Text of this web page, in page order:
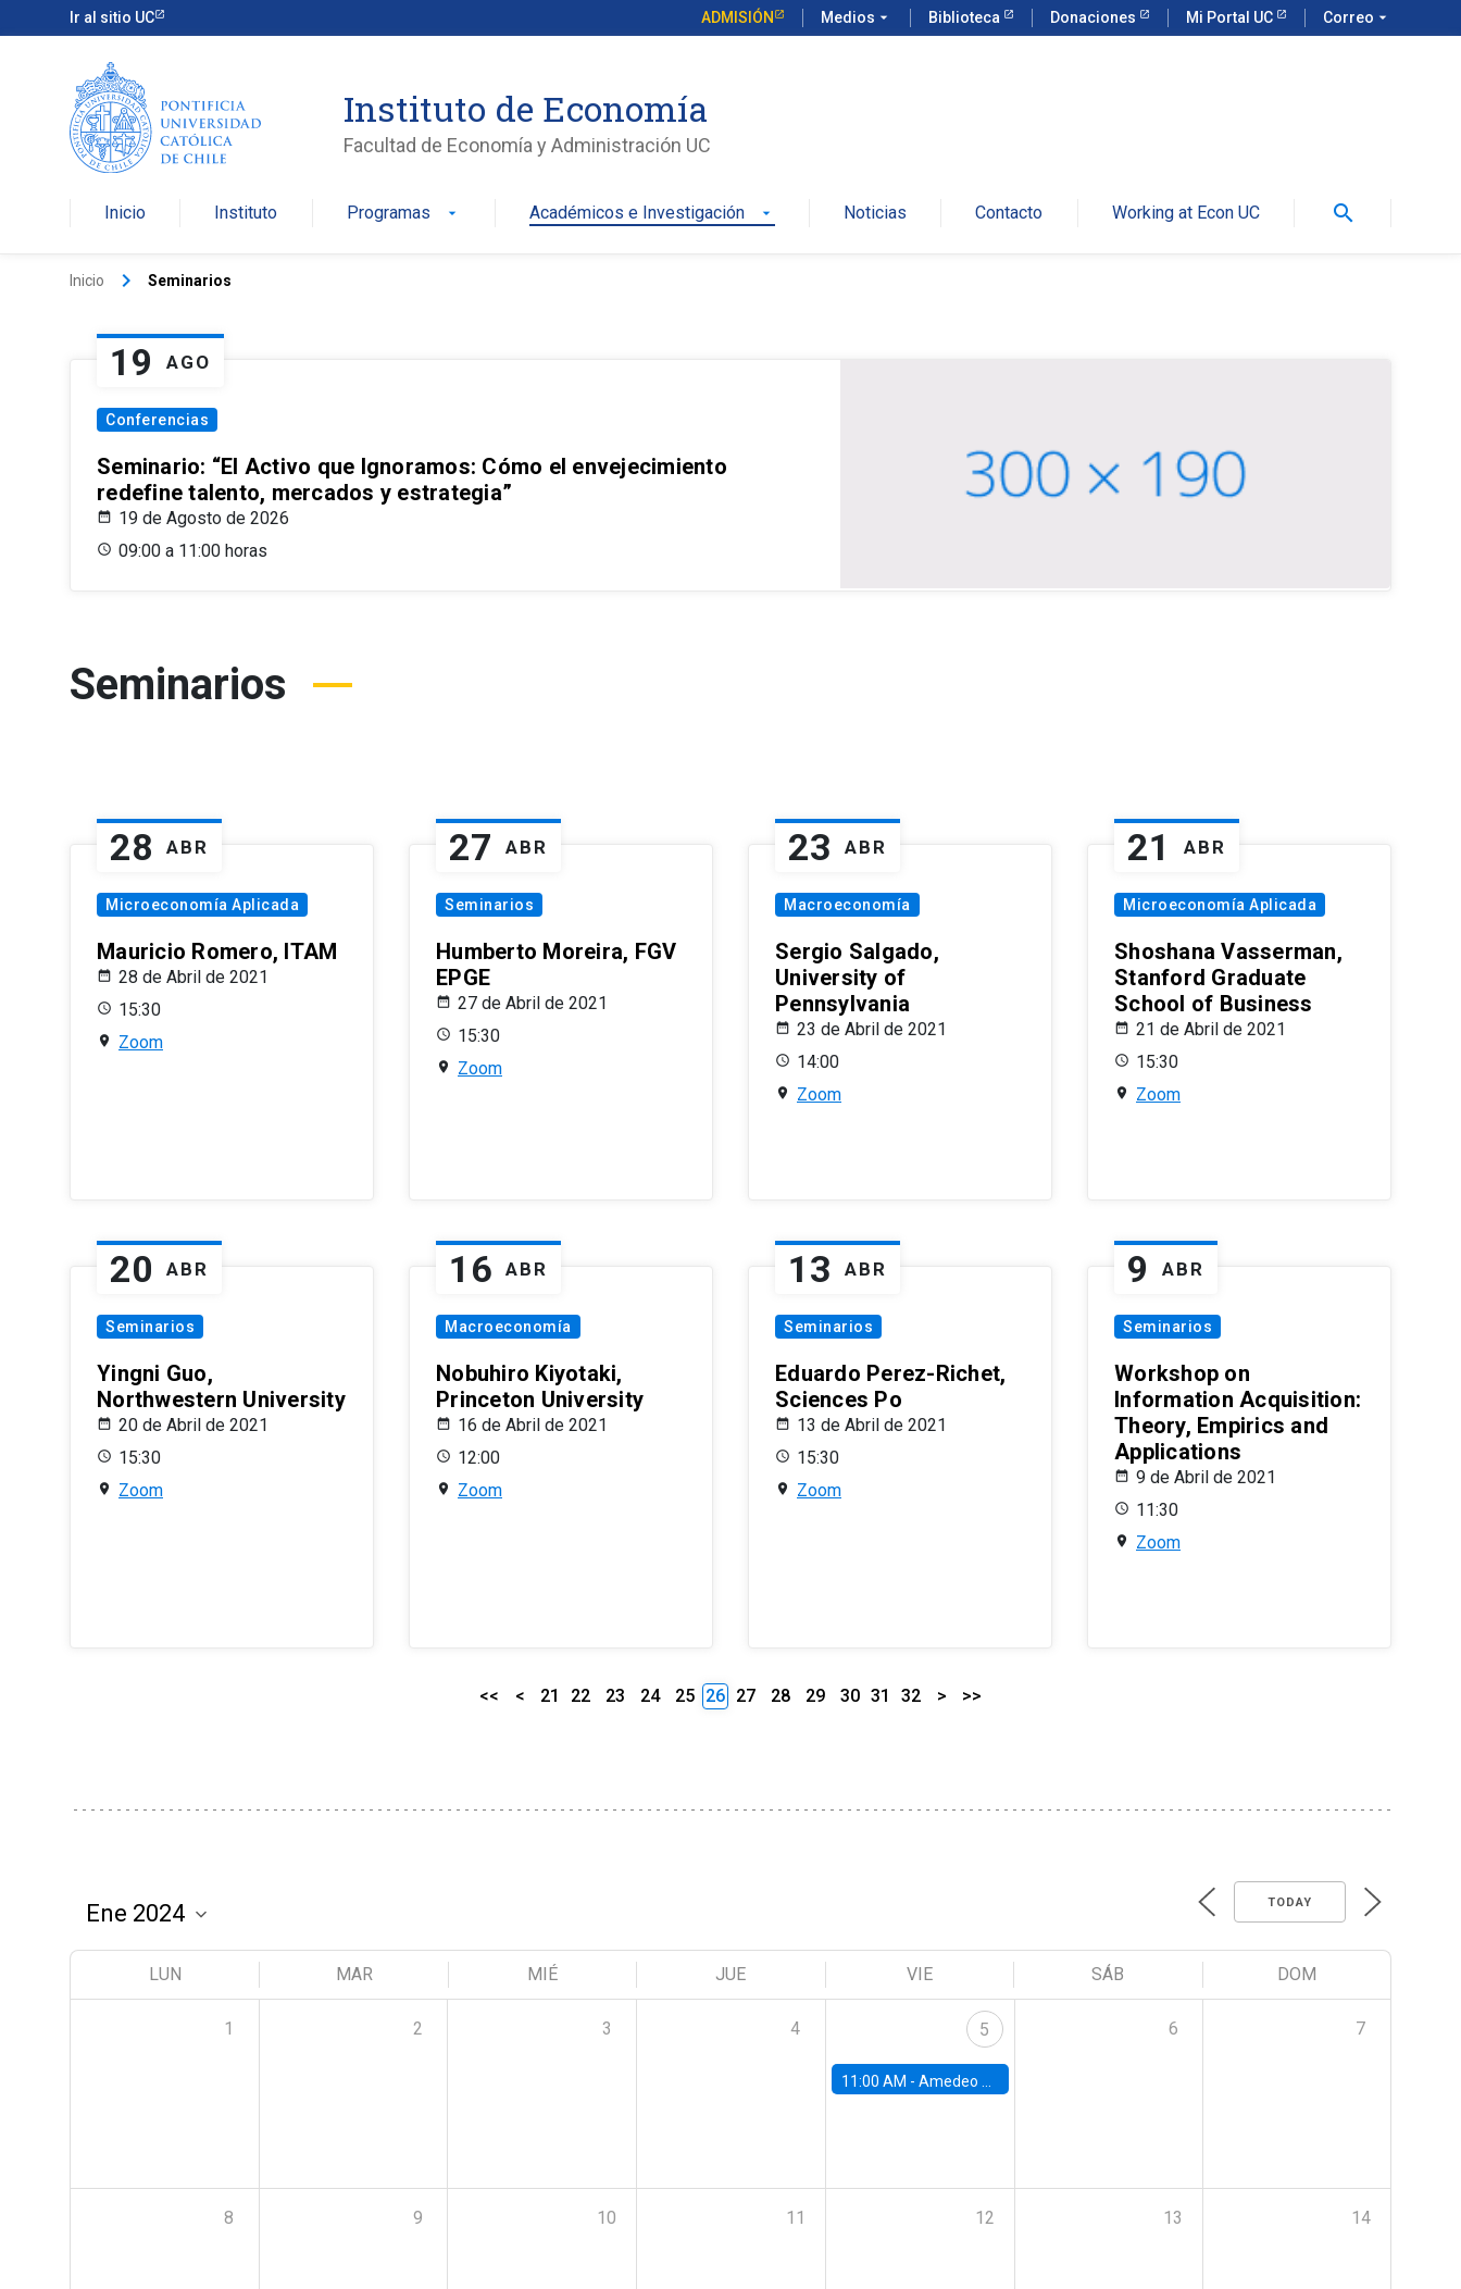
Ir al sitio UC ADMISIÓN Medios arrow_drop_down Biblioteca Donaciones Mi Portal UC Correo arrow_drop_down
Instituto de Economía
Facultad de Economía y Administración UC
Inicio Instituto Programas arrow_drop_down Académicos e Investigación arrow_drop_down Noticias Contacto Working at Econ UC search
Inicio keyboard_arrow_right Seminarios
19 AGO
Conferencias
Seminario: “El Activo que Ignoramos: Cómo el envejecimiento
redefine talento, mercados y estrategia”
19 de Agosto de 2026
09:00 a 11:00 horas
Seminarios
28 ABR
Microeconomía Aplicada
Mauricio Romero, ITAM
28 de Abril de 2021
15:30
Zoom
27 ABR
Seminarios
Humberto Moreira, FGV
EPGE
27 de Abril de 2021
15:30
Zoom
23 ABR
Macroeconomía
Sergio Salgado,
University of
Pennsylvania
23 de Abril de 2021
14:00
Zoom
21 ABR
Microeconomía Aplicada
Shoshana Vasserman,
Stanford Graduate
School of Business
21 de Abril de 2021
15:30
Zoom
20 ABR
Seminarios
Yingni Guo,
Northwestern University
20 de Abril de 2021
15:30
Zoom
16 ABR
Macroeconomía
Nobuhiro Kiyotaki,
Princeton University
16 de Abril de 2021
12:00
Zoom
13 ABR
Seminarios
Eduardo Perez-Richet,
Sciences Po
13 de Abril de 2021
15:30
Zoom
9 ABR
Seminarios
Workshop on
Information Acquisition:
Theory, Empirics and
Applications
9 de Abril de 2021
11:30
Zoom
<< < 21 22 23 24 25 26 27 28 29 30 31 32 > >>
TODAY
LUN MAR MIÉ JUE VIE SÁB DOM
1 2 3 4 5
11:00 AM - Amedeo Piolatto, Universidad Autónoma de Barcelona (UAB)
6 7
8 9 10 11 12 13 14